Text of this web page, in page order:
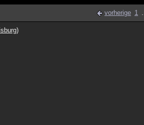
vorherige 1